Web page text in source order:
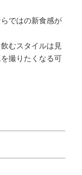
ではの新食感が
むスタイルは見
撮りたくなる可